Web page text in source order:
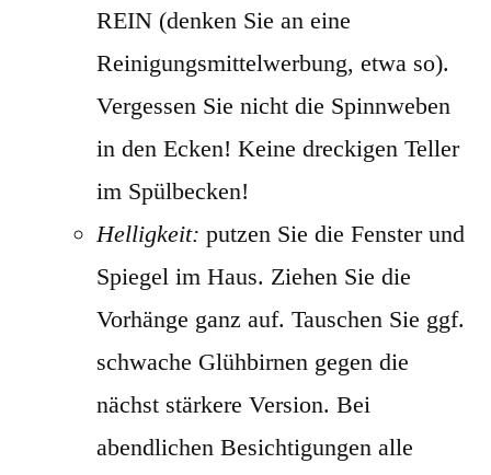
REIN (denken Sie an eine
Reinigungsmittelwerbung, etwa so).
Vergessen Sie nicht die Spinnweben
in den Ecken! Keine dreckigen Teller
im Spülbecken!
Helligkeit: putzen Sie die Fenster und
Spiegel im Haus. Ziehen Sie die
Vorhänge ganz auf. Tauschen Sie ggf.
schwache Glühbirnen gegen die
nächst stärkere Version. Bei
abendlichen Besichtigungen alle